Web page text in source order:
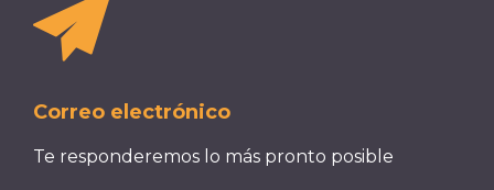
Correo electrónico
Te responderemos lo más pronto posible